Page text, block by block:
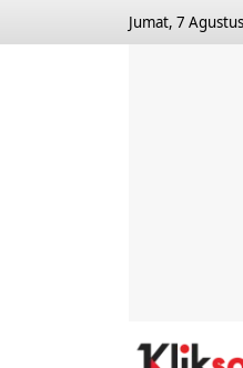
Jumat, 7